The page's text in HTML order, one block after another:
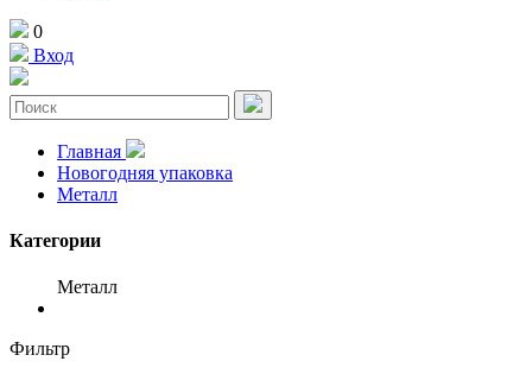
0
Вход
Главная
Новогодняя упаковка
Металл
Категории
Металл
Фильтр